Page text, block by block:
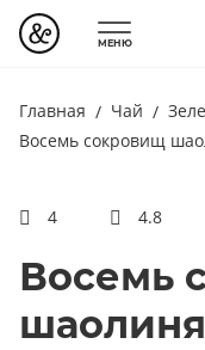
МЕНЮ
Главная Чай
Восемь сокровищ
4 4.8
Восемь
шаолиня